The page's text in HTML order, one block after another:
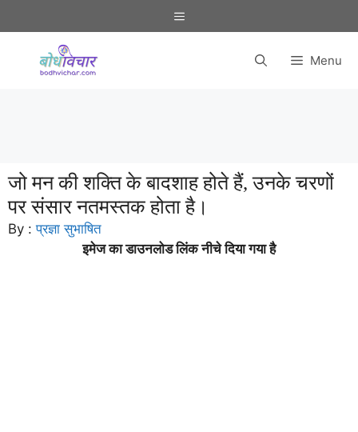
to
Menu
Menu
जो मन की शक्ति के बादशाह होते हैं, उनके चरणों
पर संसार नतमस्तक होता है।
By :प्रज्ञा सुभाषित
इमेज का डाउनलोड लिंक नीचे दिया गया है